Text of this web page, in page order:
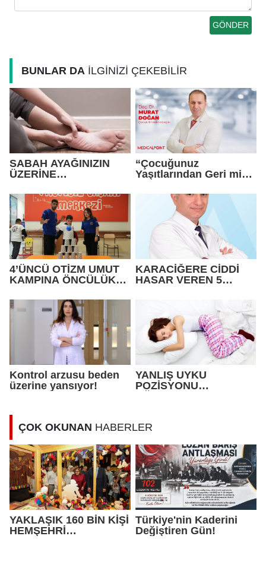
BUNLAR DA İLGİNİZİ ÇEKEBİLİR
SABAH AYAĞINIZIN
ÜZERİNE
DİKKAT !
“Çocuğunuz
Yaşıtlarından Geri mi
Geriliğine Dikkat!”
4’ÜNCÜ OTİZM UMUT
KAMPINA ÖNCÜLÜK
KARACİĞERE CİDDİ
HASAR VEREN 5
Kontrol arzusu beden
üzerine yansıyor!
YANLIŞ UYKU
POZİSYONU
ÇOK OKUNAN HABERLER
YAKLAŞIK 160 BİN KİŞİ
HEMŞEHRİ
Türkiye'nin Kaderini
Değiştiren Gün!